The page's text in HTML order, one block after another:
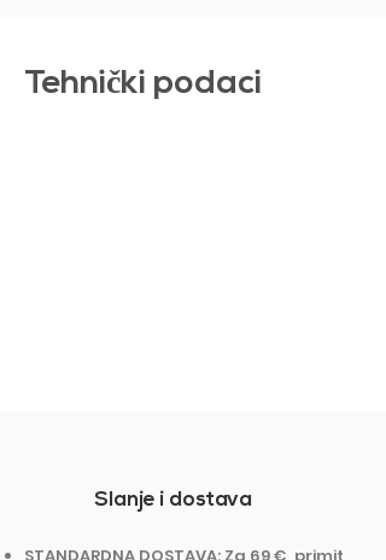
Tehnički podaci
Slanje i dostava